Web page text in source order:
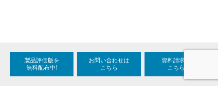
製品評価版を
無料配布中!
お問い合わせは
こちら
資料請求は
こちら